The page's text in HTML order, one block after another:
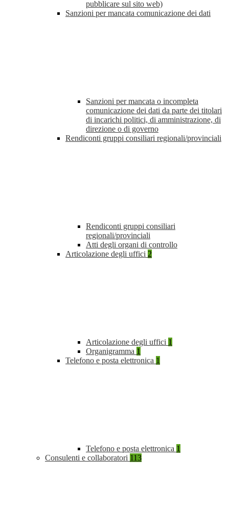
pubblicare sul sito web)
Sanzioni per mancata comunicazione dei dati
Sanzioni per mancata o incompleta
comunicazione dei dati da parte dei titolari
di incarichi politici, di amministrazione, di
direzione o di governo
Rendiconti gruppi consiliari regionali/provinciali
Rendiconti gruppi consiliari
regionali/provinciali
Atti degli organi di controllo
Articolazione degli uffici 2
Articolazione degli uffici 1
Organigramma 1
Telefono e posta elettronica 1
Telefono e posta elettronica 1
Consulenti e collaboratori 113